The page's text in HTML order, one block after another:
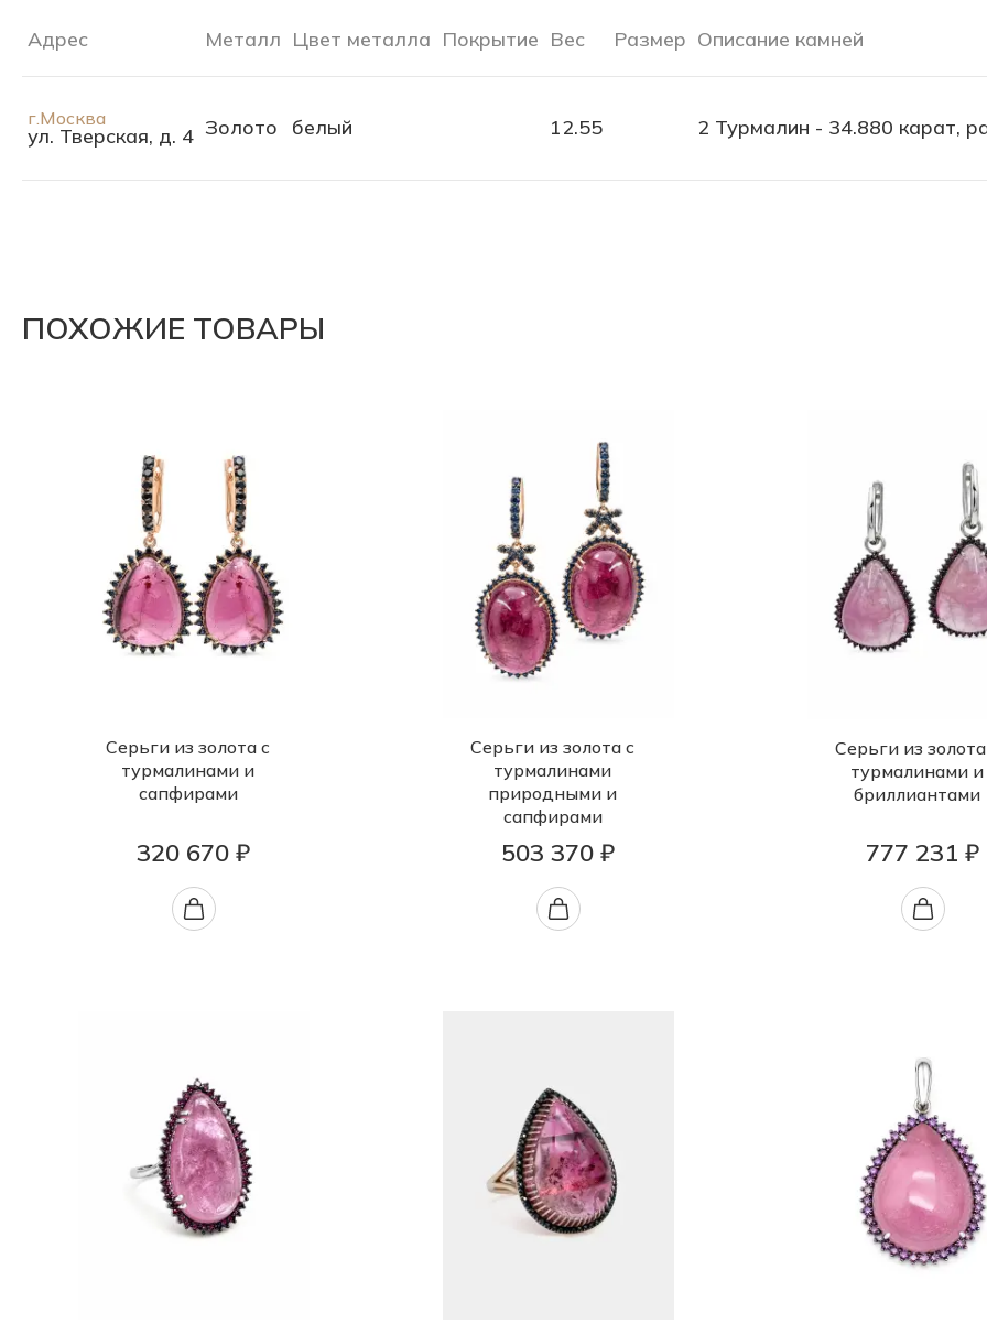
Адрес Металл Цвет металла Покрытие Вес Размер Описание камней
г.Москва
ул. Тверская, д. 4 Золото белый 12.55 2 Турмалин - 34.880 карат,
ПОХОЖИЕ ТОВАРЫ
Серьги из золота с
турмалинами и
сапфирами
320 670 ₽
Серьги из золота с
турмалинами
природными и
сапфирами
503 370 ₽
Серьги из золота
турмалинами и
бриллиантами
777 231 ₽